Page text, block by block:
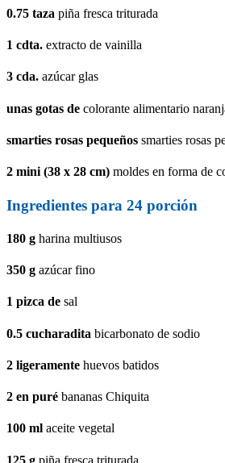
0.75 taza piña fresca triturada
1 cdta. extracto de vainilla
3 cda. azúcar glas
unas gotas de colorante alimentario
smarties rosas pequeños smarties rosas
2 mini (38 x 28 cm) moldes en forma de
Ingredientes para 24 porción
180 g harina multiusos
350 g azúcar fino
1 pizca de sal
0.5 cucharadita bicarbonato de sodio
2 ligeramente huevos batidos
2 en puré bananas Chiquita
100 ml aceite vegetal
125 g piña fresca triturada